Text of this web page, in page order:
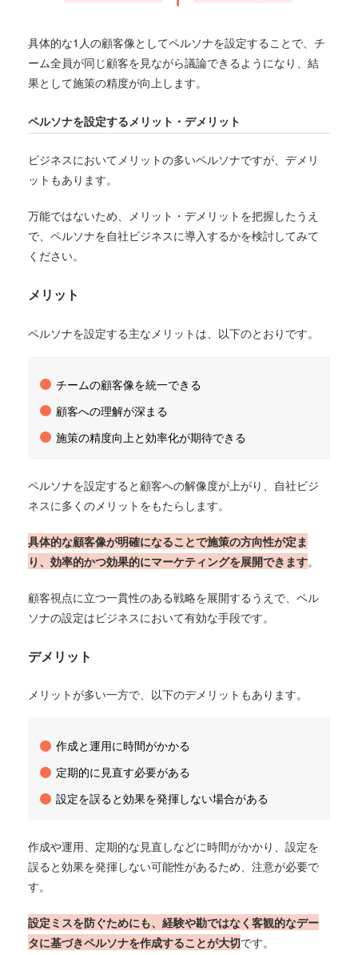
具体的な1人の顧客像としてペルソナを設定することで、チ
ーム全員が同じ顧客を見ながら議論できるようになり、結
果として施策の精度が向上します。
ペルソナを設定するメリット・デメリット
ビジネスにおいてメリットの多いペルソナですが、デメリ
ットもあります。
万能ではないため、メリット・デメリットを把握したうえ
で、ペルソナを自社ビジネスに導入するかを検討してみて
ください。
メリット
ペルソナを設定する主なメリットは、以下のとおりです。
チームの顧客像を統一できる
顧客への理解が深まる
施策の精度向上と効率化が期待できる
ペルソナを設定すると顧客への解像度が上がり、自社ビジ
ネスに多くのメリットをもたらします。
具体的な顧客像が明確になることで施策の方向性が定ま
り、効率的かつ効果的にマーケティングを展開できます。
顧客視点に立つ一貫性のある戦略を展開するうえで、ペル
ソナの設定はビジネスにおいて有効な手段です。
デメリット
メリットが多い一方で、以下のデメリットもあります。
作成と運用に時間がかかる
定期的に見直す必要がある
設定を誤ると効果を発揮しない場合がある
作成や運用、定期的な見直しなどに時間がかかり、設定を
誤ると効果を発揮しない可能性があるため、注意が必要で
す。
設定ミスを防ぐためにも、経験や勘ではなく客観的なデー
タに基づきペルソナを作成することが大切です。